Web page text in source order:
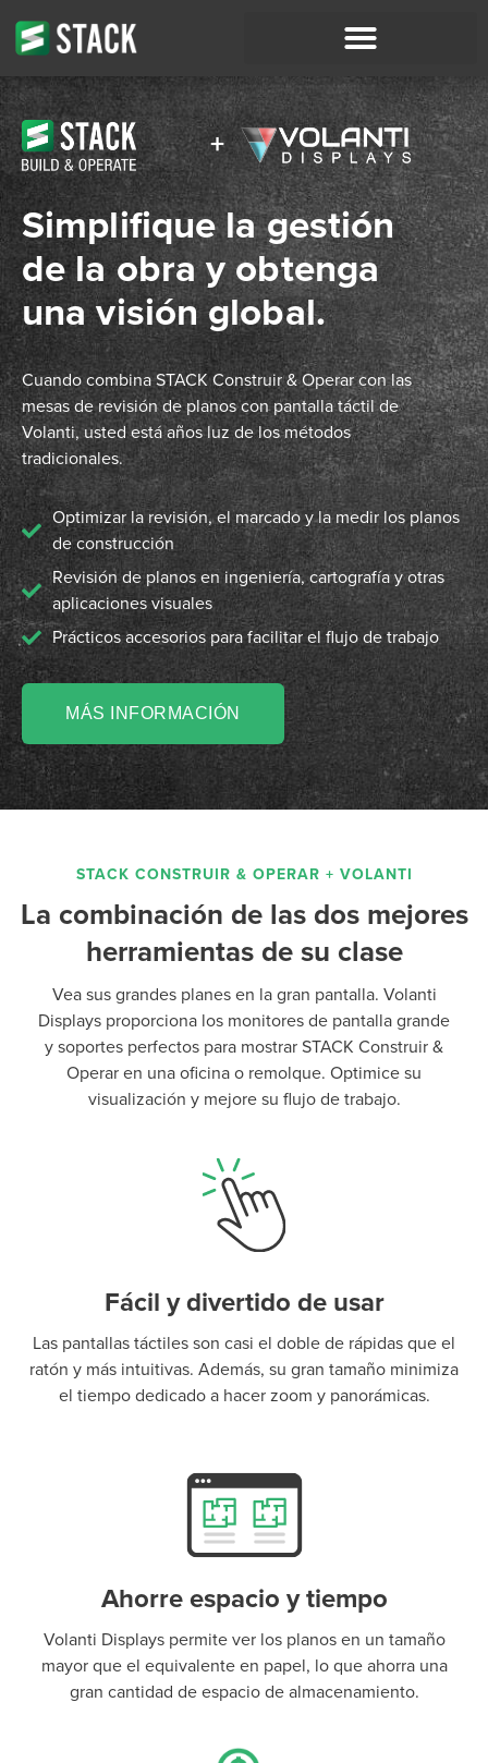
+
Simplifique la gestión
de la obra y obtenga
una visión global.
Cuando combina STACK Construir & Operar con las
mesas de revisión de planos con pantalla táctil de
Volanti,usted estáaños luz de los métodos
tradicionales.
Optimizar la revisión, el marcado y la medir los planos
de construcción
Revisión de planos en ingeniería, cartografía y otras
aplicaciones visuales
Prácticos accesorios para facilitar el flujo de trabajo
MÁS INFORMACIÓN
STACK CONSTRUIR & OPERAR + VOLANTI
La combinación de las dos mejores
herramientas de su clase
Vea sus grandes planes en la gran pantalla. Volanti
Displays proporciona los monitores de pantalla grande
y soportes perfectos para mostrar STACK Construir &
Operar en una oficina o remolque. Optimice su
visualización y mejore su flujo de trabajo.
Fácil y divertido de usar
Las pantallas táctiles son casi el doble de rápidas que el
ratón y más intuitivas. Además, su gran tamaño minimiza
el tiempo dedicado a hacer zoom y panorámicas.
Ahorre espacio y tiempo
Volanti Displays permite ver los planos en un tamaño
mayor que el equivalente en papel, lo que ahorra una
gran cantidad de espacio de almacenamiento.